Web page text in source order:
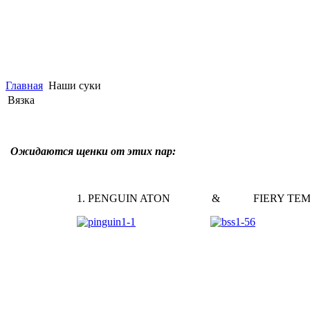
Главная Наши суки
Вязка
Ожидаются щенки от этих пар:
1. PENGUIN ATON & FIERY